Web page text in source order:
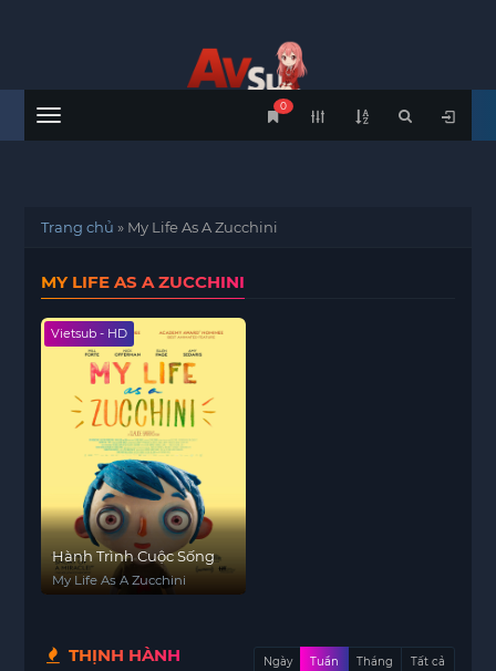
Menu
0
Trang chủ » My Life As A Zucchini
MY LIFE AS A ZUCCHINI
Vietsub - HD
Hành Trình Cuộc Sống
My Life As A Zucchini
THỊNH HÀNH Ngày Tuần Tháng Tất cả